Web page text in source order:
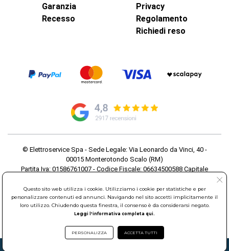
Garanzia
Recesso
Privacy
Regolamento
Richiedi reso
© Elettroservice Spa - Sede Legale: Via Leonardo da Vinci, 40 -
00015 Monterotondo Scalo (RM)
Partita Iva: 01586761007 - Codice Fiscale: 06634500588 Capitale
Roma REA: RM-535144
Sede Operativa: Via Leonardo da Vinci, 40 - 00015 Monterotondo
Scalo (RM) - Telefono:06.90095358
Questo sito web utilizza i cookie. Utilizziamo i cookie per statistiche e per
personalizzare contenuti ed annunci. Navigando nel sito accetti implicitamente il
loro utilizzo. Chiudendo questa finestra, il consenso è da considerarsi negato.
Leggi l'informativa completa qui.
PERSONALIZZA ACCETTA TUTTI